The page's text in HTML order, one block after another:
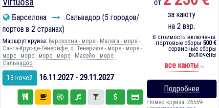
Барселона
Сальвадор (5 городов/
портов в 2 странах)
Маршрут круиза: Барселона - море - Малага - море -
Санта-Крус-де-Тенерифе, о. Тенерифе - море - море -
море - море - море - море - Масейо - море -
Сальвадор
13 ночей 16.11.2027 - 29.11.2027
от
за каюту
на 2 взр.
В стоимость включены:
портовые сборы 500 €
сервисные сборы
включены
все каюты
Подробнее
Номер круиза: 26559-